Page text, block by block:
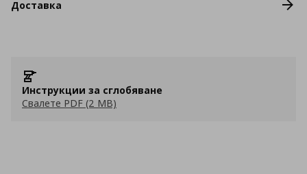
Доставка
Инструкции за сглобяване
Свалете PDF (2 MB)